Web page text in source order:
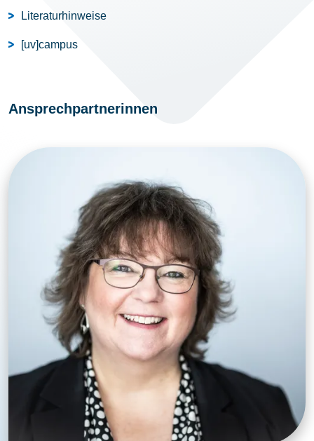
Literaturhinweise
[uv]campus
Ansprechpartnerinnen